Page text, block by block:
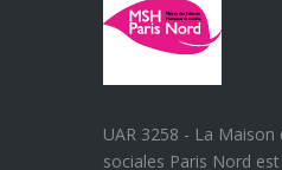
UAR 3258 - La
sociales Paris Nord